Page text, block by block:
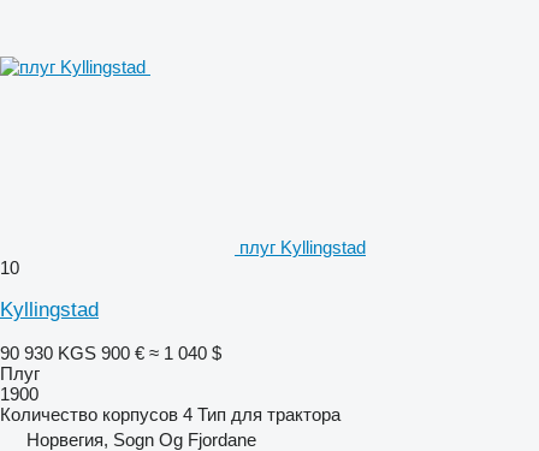
плуг Kyllingstad
10
Kyllingstad
90 930 KGS 900 € ≈ 1 040 $
Плуг
1900
Количество корпусов 4 Тип для трактора
Норвегия, Sogn Og Fjordane